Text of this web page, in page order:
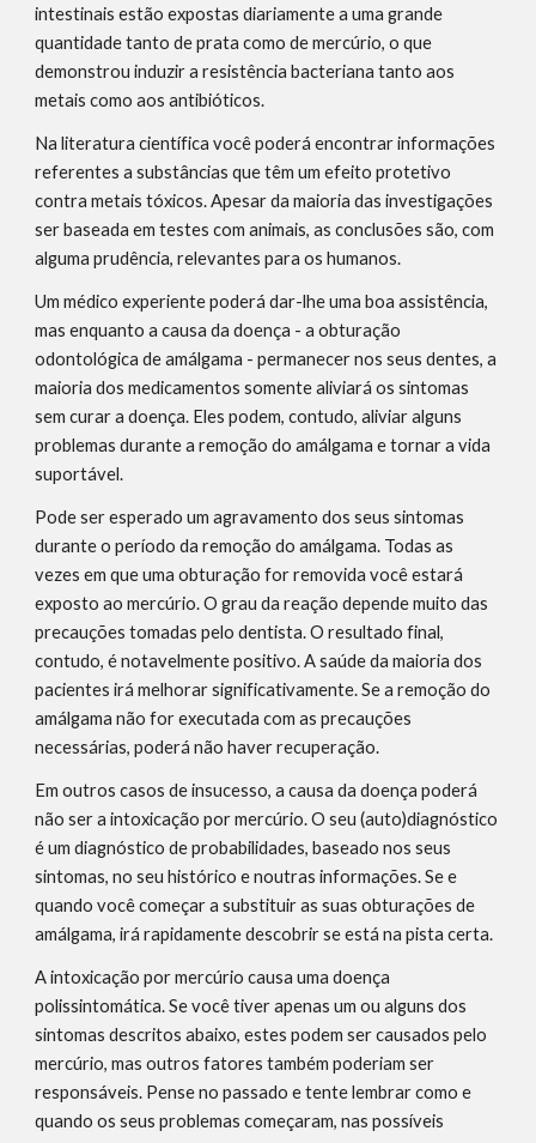
intestinais estão expostas diariamente a uma grande
quantidade tanto de prata como de mercúrio, o que
demonstrou induzir a resistência bacteriana tanto aos
metais como aos antibióticos.
Na literatura científica você poderá encontrar informações
referentes a substâncias que têm um efeito protetivo
contra metais tóxicos. Apesar da maioria das investigações
ser baseada em testes com animais, as conclusões são, com
alguma prudência, relevantes para os humanos.
Um médico experiente poderá dar-lhe uma boa assistência,
mas enquanto a causa da doença - a obturação
odontológica de amálgama - permanecer nos seus dentes, a
maioria dos medicamentos somente aliviará os sintomas
sem curar a doença. Eles podem, contudo, aliviar alguns
problemas durante a remoção do amálgama e tornar a vida
suportável.
Pode ser esperado um agravamento dos seus sintomas
durante o período da remoção do amálgama. Todas as
vezes em que uma obturação for removida você estará
exposto ao mercúrio. O grau da reação depende muito das
precauções tomadas pelo dentista. O resultado final,
contudo, é notavelmente positivo. A saúde da maioria dos
pacientes irá melhorar significativamente. Se a remoção do
amálgama não for executada com as precauções
necessárias, poderá não haver recuperação.
Em outros casos de insucesso, a causa da doença poderá
não ser a intoxicação por mercúrio. O seu (auto)diagnóstico
é um diagnóstico de probabilidades, baseado nos seus
sintomas, no seu histórico e noutras informações. Se e
quando você começar a substituir as suas obturações de
amálgama, irá rapidamente descobrir se está na pista certa.
A intoxicação por mercúrio causa uma doença
polissintomática. Se você tiver apenas um ou alguns dos
sintomas descritos abaixo, estes podem ser causados pelo
mercúrio, mas outros fatores também poderiam ser
responsáveis. Pense no passado e tente lembrar como e
quando os seus problemas começaram, nas possíveis